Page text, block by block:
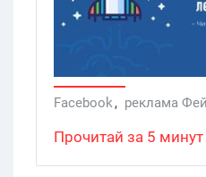
от родственников и
Facebook, реклама
Прочитай за 5 минут